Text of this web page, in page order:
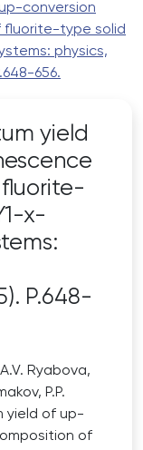
conversion
fluorite-type solid
physics,
656.
yield
x-
P.648-
Ryabova,
P.P.
yield of up-
of